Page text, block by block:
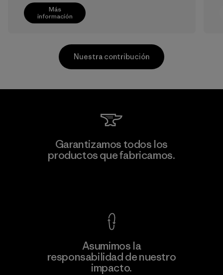
Más
información
información
V.T. Garment Co., Ltd.
Nuestra contribución
Garantizamos todos los
productos que fabricamos.
Asumimos la
responsabilidad de nuestro
impacto.